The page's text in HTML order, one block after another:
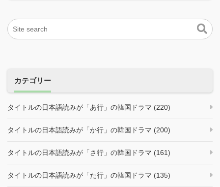
カテゴリー
タイトルの日本語読みが「あ行」の韓国ドラマ (220)
タイトルの日本語読みが「か行」の韓国ドラマ (200)
タイトルの日本語読みが「さ行」の韓国ドラマ (161)
タイトルの日本語読みが「た行」の韓国ドラマ (135)